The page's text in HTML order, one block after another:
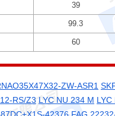
39
99.3
60
ZW-ASR1
RS/Z3 LYC NU 234 M LYC